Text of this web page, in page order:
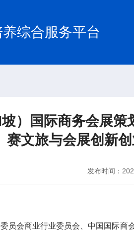
养综合服务平台
）国际商务会展
赛文旅与会展创新
发布时间：
员会商业行业委员会、中国国际商